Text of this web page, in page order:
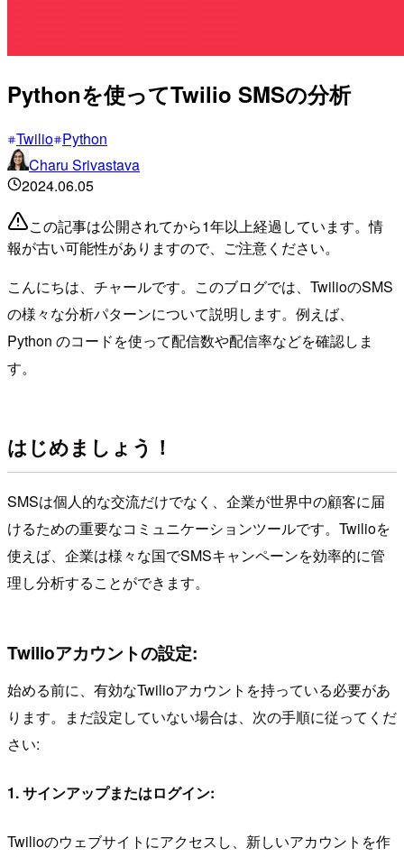
Pythonを使ってTwilio SMSの分析
Twilio Python
Charu Srivastava
2024.06.05
この記事は公開されてから1年以上経過しています。情
報が古い可能性がありますので、ご注意ください。
こんにちは、チャールです。このブログでは、TwilioのSMS
の様々な分析パターンについて説明します。例えば、
Python のコードを使って配信数や配信率などを確認しま
す。
はじめましょう！
SMSは個人的な交流だけでなく、企業が世界中の顧客に届
けるための重要なコミュニケーションツールです。Twilioを
使えば、企業は様々な国でSMSキャンペーンを効率的に管
理し分析することができます。
Twilioアカウントの設定:
始める前に、有効なTwilioアカウントを持っている必要があ
ります。まだ設定していない場合は、次の手順に従ってくだ
さい:
1. サインアップまたはログイン:
Twilioのウェブサイトにアクセスし、新しいアカウントを作